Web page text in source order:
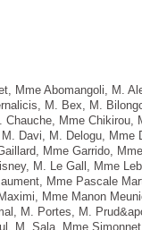
Mme Abomangoli, M.
M. Bex, M.
Chauche, Mme Chikirou,
Davi, M. Delogu,
Mme Garrido,
M. Le Gall, Mme
Mme Pascale
Mme Manon
M. Portes, M.
M. Sala, Mme